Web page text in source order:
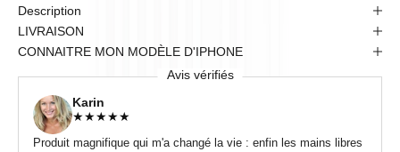
Description
LIVRAISON
CONNAITRE MON MODÈLE D'IPHONE
Avis vérifiés
Karin
★★★★★
Produit magnifique qui m'a changé la vie : enfin les mains libres